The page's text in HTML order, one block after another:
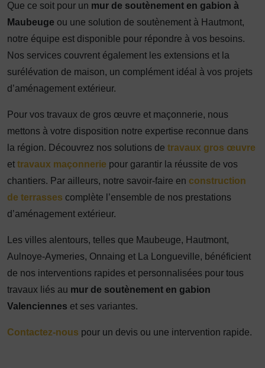
Que ce soit pour un mur de soutènement en gabion à
Maubeuge ou une solution de soutènement à Hautmont,
notre équipe est disponible pour répondre à vos besoins.
Nos services couvrent également les extensions et la
surélévation de maison, un complément idéal à vos projets
d’aménagement extérieur.
Pour vos travaux de gros œuvre et maçonnerie, nous
mettons à votre disposition notre expertise reconnue dans
la région. Découvrez nos solutions de travaux gros œuvre
et travaux maçonnerie pour garantir la réussite de vos
chantiers. Par ailleurs, notre savoir-faire en construction
de terrasses complète l’ensemble de nos prestations
d’aménagement extérieur.
Les villes alentours, telles que Maubeuge, Hautmont,
Aulnoye-Aymeries, Onnaing et La Longueville, bénéficient
de nos interventions rapides et personnalisées pour tous
travaux liés au mur de soutènement en gabion
Valenciennes et ses variantes.
Contactez-nous pour un devis ou une intervention rapide.